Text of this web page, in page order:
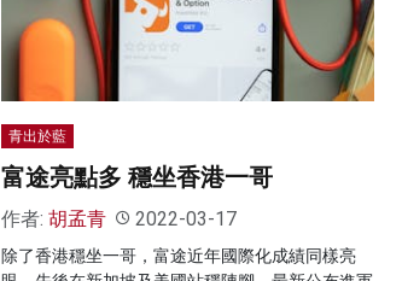
青出於藍
富途亮點多 穩坐香港一哥
作者: 胡孟青 2022-03-17
除了香港穩坐一哥，富途近年國際化成績同樣亮